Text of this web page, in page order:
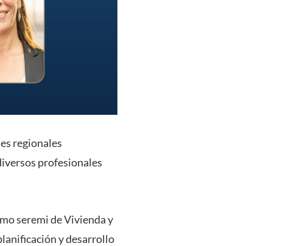
regionales
profesionales
seremi de Vivienda y
y desarrollo